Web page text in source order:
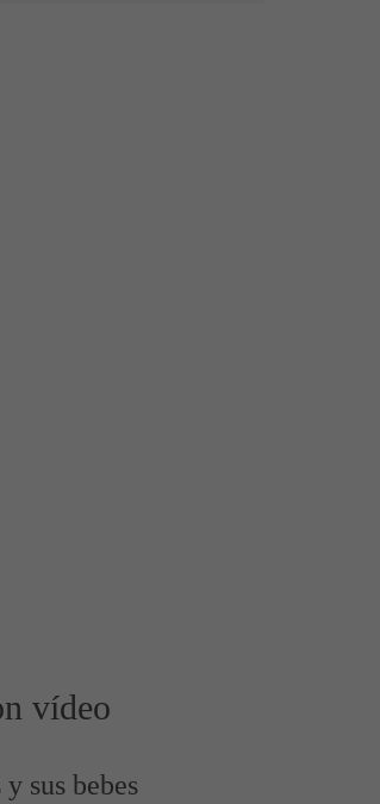
vídeo
sus bebes